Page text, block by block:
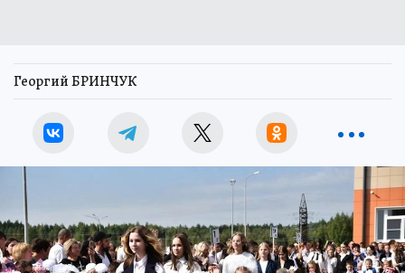
Георгий БРИНЧУК